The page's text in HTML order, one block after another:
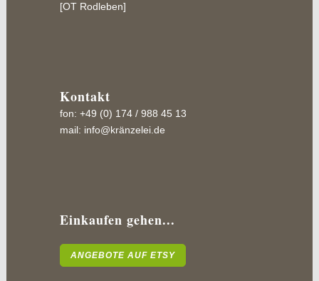
[OT Rodleben]
Kontakt
fon: +49 (0) 174 / 988 45 13
mail: info@kränzelei.de
Einkaufen gehen...
ANGEBOTE AUF ETSY